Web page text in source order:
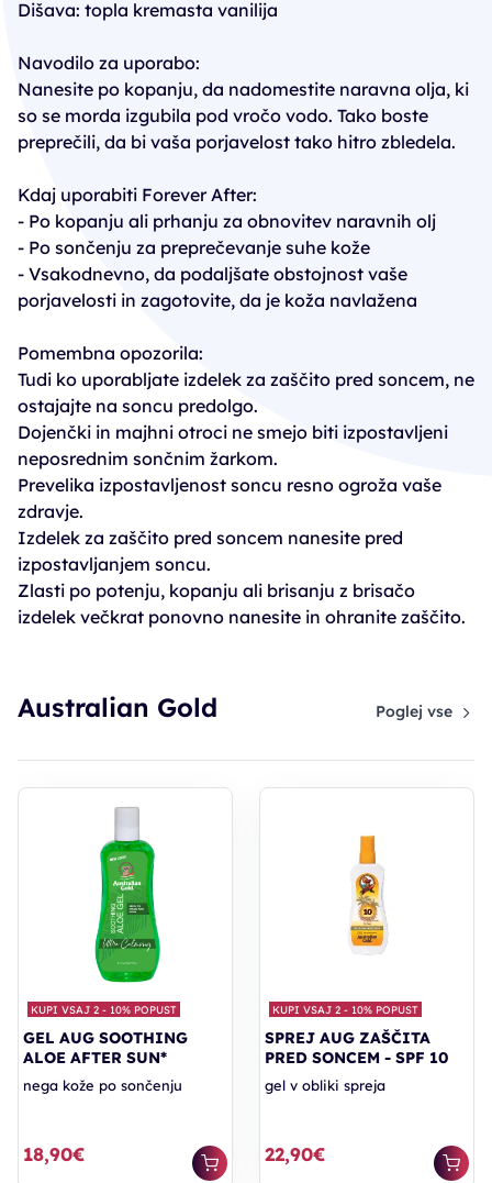
Dišava: topla kremasta vanilija
Navodilo za uporabo:
Nanesite po kopanju, da nadomestite naravna olja, ki
so se morda izgubila pod vročo vodo. Tako boste
preprečili, da bi vaša porjavelost tako hitro zbledela.
Kdaj uporabiti Forever After:
- Po kopanju ali prhanju za obnovitev naravnih olj
- Po sončenju za preprečevanje suhe kože
- Vsakodnevno, da podaljšate obstojnost vaše
porjavelosti in zagotovite, da je koža navlažena
Pomembna opozorila:
Tudi ko uporabljate izdelek za zaščito pred soncem, ne
ostajajte na soncu predolgo.
Dojenčki in majhni otroci ne smejo biti izpostavljeni
neposrednim sončnim žarkom.
Prevelika izpostavljenost soncu resno ogroža vaše
zdravje.
Izdelek za zaščito pred soncem nanesite pred
izpostavljanjem soncu.
Zlasti po potenju, kopanju ali brisanju z brisačo
izdelek večkrat ponovno nanesite in ohranite zaščito.
Australian Gold Poglej vse
KUPI VSAJ 2 - 10% POPUST
GEL AUG SOOTHING
ALOE AFTER SUN*
nega kože po sončenju
18,90€
KUPI VSAJ 2 - 10% POPUST
SPREJ AUG ZAŠČITA
PRED SONCEM - SPF 10
gel v obliki spreja
22,90€